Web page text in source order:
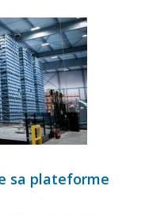
sa plateforme